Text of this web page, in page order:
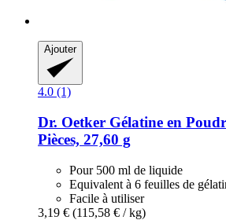
Ajouter
4.0 (1)
Dr. Oetker Gélatine en
Pièces, 27,60 g
Pour 500 ml de liquide
Equivalent à 6 feuilles de
Facile à utiliser
3,19 € (115,58 € / kg)